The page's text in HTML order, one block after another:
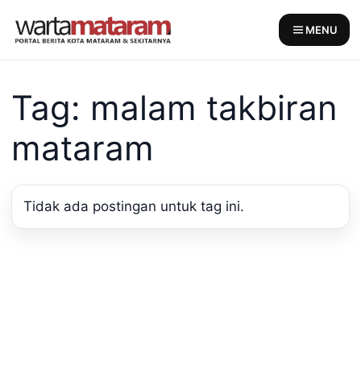
MENU
Tag: malam takbiran
mataram
Tidak ada postingan untuk tag ini.